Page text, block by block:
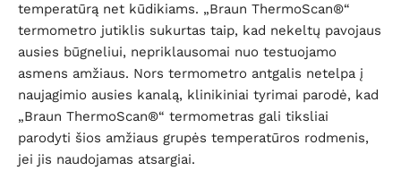
temperatūrą net kūdikiams. „Braun ThermoScan®“
termometro jutiklis sukurtas taip, kad nekeltų pavojaus
ausies būgneliui, nepriklausomai nuo testuojamo
asmens amžiaus. Nors termometro antgalis netelpa į
naujagimio ausies kanalą, klinikiniai tyrimai parodė, kad
„Braun ThermoScan®“ termometras gali tiksliai
parodyti šios amžiaus grupės temperatūros rodmenis,
jei jis naudojamas atsargiai.